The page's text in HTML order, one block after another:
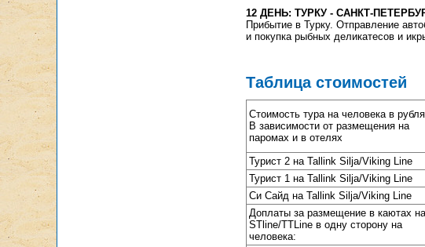
12 ДЕНЬ: ТУРКУ - САНКТ-
Прибытие в Турку. Отправление
и покупка рыбных деликатесов и
Таблица стоимостей
Стоимость тура на человека в
В зависимости от размещения на
паромах и в отелях
Турист 2 на Tallink Silja/Viking Line
Турист 1 на Tallink Silja/Viking Line
Си Сайд на Tallink Silja/Viking Line
Доплаты за размещение в каютах на
STline/TTLine в одну сторону на
человека: